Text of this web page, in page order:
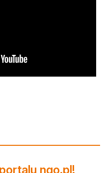
ngo.pl!